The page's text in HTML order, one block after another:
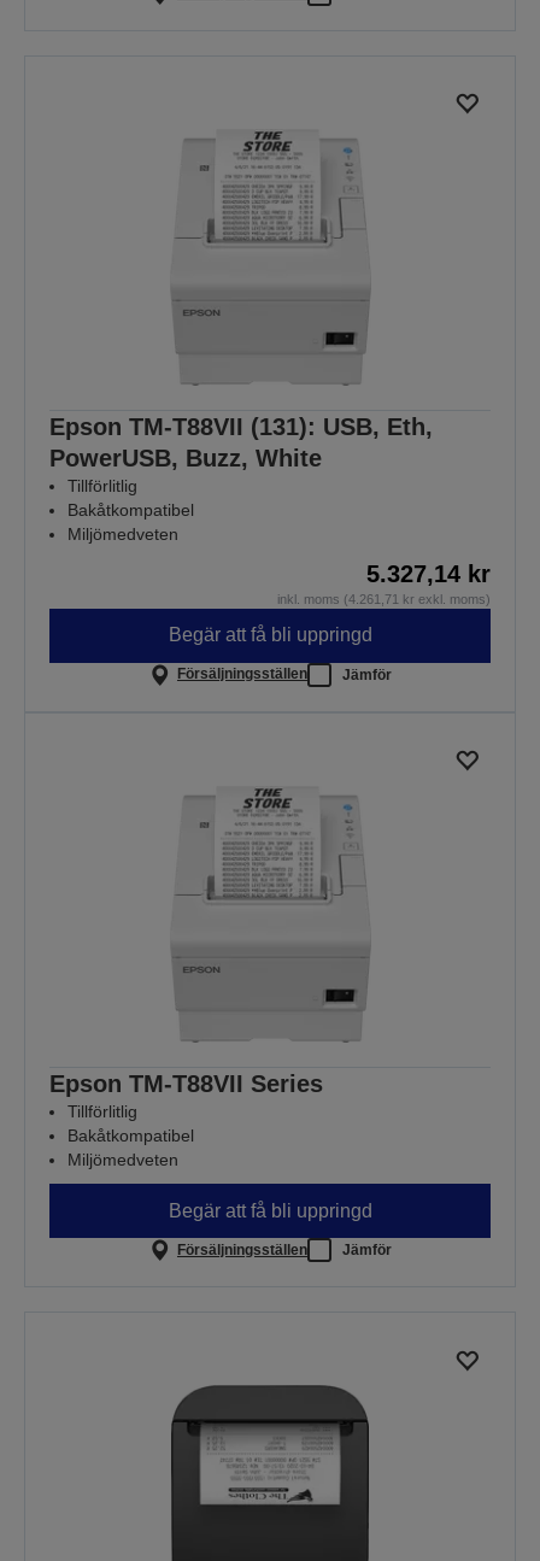
Epson TM-T88VII (131): USB, Eth,
PowerUSB, Buzz, White
Tillförlitlig
Bakåtkompatibel
Miljömedveten
5.327,14 kr
inkl. moms (4.261,71 kr exkl. moms)
Begär att få bli uppringd
Försäljningsställen Jämför
Epson TM-T88VII Series
Tillförlitlig
Bakåtkompatibel
Miljömedveten
Begär att få bli uppringd
Försäljningsställen Jämför